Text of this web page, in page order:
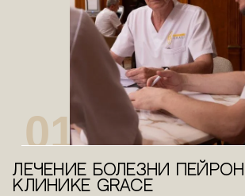
01
Лечение болезни
клинике Grace